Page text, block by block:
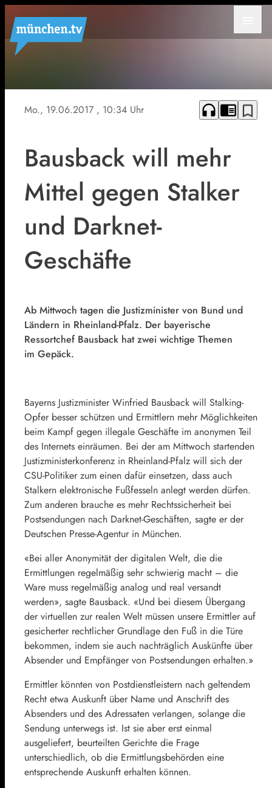
Mo., 19.06.2017 , 10:34 Uhr headphones chrome_reader_mode bookmark_border
Bausback will mehr
Mittel gegen Stalker
und Darknet-
Geschäfte
Ab Mittwoch tagen die Justizminister von Bund und
Ländern in Rheinland-Pfalz. Der bayerische
Ressortchef Bausback hat zwei wichtige Themen
im Gepäck.
Bayerns Justizminister Winfried Bausback will Stalking-
Opfer besser schützen und Ermittlern mehr Möglichkeiten
beim Kampf gegen illegale Geschäfte im anonymen Teil
des Internets einräumen. Bei der am Mittwoch startenden
Justizministerkonferenz in Rheinland-Pfalz will sich der
CSU-Politiker zum einen dafür einsetzen, dass auch
Stalkern elektronische Fußfesseln anlegt werden dürfen.
Zum anderen brauche es mehr Rechtssicherheit bei
Postsendungen nach Darknet-Geschäften, sagte er der
Deutschen Presse-Agentur in München.
«Bei aller Anonymität der digitalen Welt, die die
Ermittlungen regelmäßig sehr schwierig macht – die
Ware muss regelmäßig analog und real versandt
werden», sagte Bausback. «Und bei diesem Übergang
der virtuellen zur realen Welt müssen unsere Ermittler auf
gesicherter rechtlicher Grundlage den Fuß in die Türe
bekommen, indem sie auch nachträglich Auskünfte über
Absender und Empfänger von Postsendungen erhalten.»
Ermittler könnten von Postdienstleistern nach geltendem
Recht etwa Auskunft über Name und Anschrift des
Absenders und des Adressaten verlangen, solange die
Sendung unterwegs ist. Ist sie aber erst einmal
ausgeliefert, beurteilten Gerichte die Frage
unterschiedlich, ob die Ermittlungsbehörden eine
entsprechende Auskunft erhalten können.